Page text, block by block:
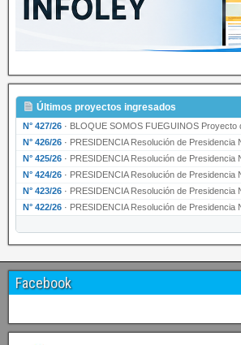
Últimos proyectos ingresados
N° 427/26 · BLOQUE SOMOS FUEGUINOS Proyecto de Declaración
N° 426/26 · PRESIDENCIA Resolución de Presidencia N° 216/26
N° 425/26 · PRESIDENCIA Resolución de Presidencia N° 212/26
N° 424/26 · PRESIDENCIA Resolución de Presidencia Nº 210/26
N° 423/26 · PRESIDENCIA Resolución de Presidencia Nº 209/26
N° 422/26 · PRESIDENCIA Resolución de Presidencia N°
Facebook